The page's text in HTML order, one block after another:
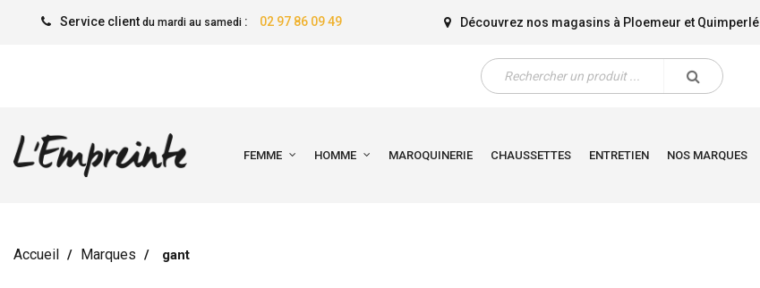
Service client du mardi au samedi: 02 97 86 09 49 Découvrez nos magasins à Ploemeur et Quimperlé
FEMME HOMME MAROQUINERIE CHAUSSETTES ENTRETIEN NOS MARQUES
Accueil Marques gant